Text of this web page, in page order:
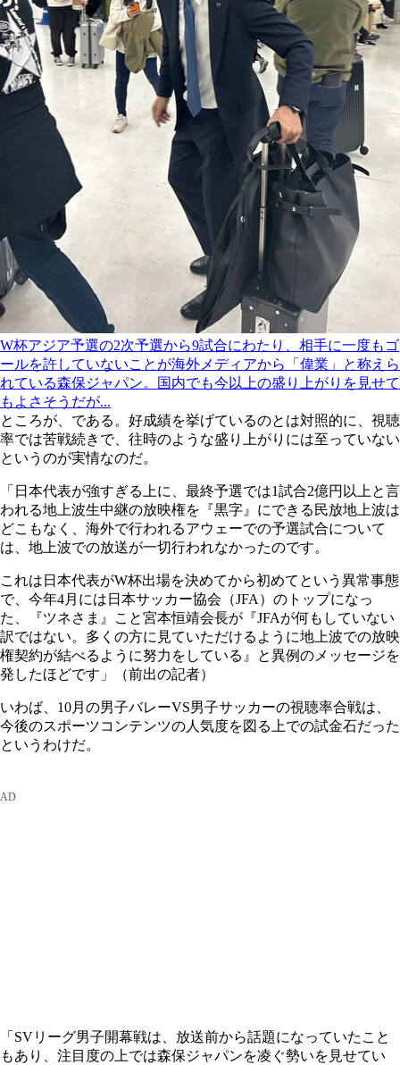
W杯アジア予選の2次予選から9試合にわたり、相手に一度もゴ
ールを許していないことが海外メディアから「偉業」と称えら
れている森保ジャパン。国内でも今以上の盛り上がりを見せて
もよさそうだが...
ところが、である。好成績を挙げているのとは対照的に、視聴
率では苦戦続きで、往時のような盛り上がりには至っていない
というのが実情なのだ。
「日本代表が強すぎる上に、最終予選では1試合2億円以上と言
われる地上波生中継の放映権を『黒字』にできる民放地上波は
どこもなく、海外で行われるアウェーでの予選試合について
は、地上波での放送が一切行われなかったのです。
これは日本代表がW杯出場を決めてから初めてという異常事態
で、今年4月には日本サッカー協会（JFA）のトップになっ
た、『ツネさま』こと宮本恒靖会長が『JFAが何もしていない
訳ではない。多くの方に見ていただけるように地上波での放映
権契約が結べるように努力をしている』と異例のメッセージを
発したほどです」（前出の記者）
いわば、10月の男子バレーVS男子サッカーの視聴率合戦は、
今後のスポーツコンテンツの人気度を図る上での試金石だった
というわけだ。
「SVリーグ男子開幕戦は、放送前から話題になっていたこと
もあり、注目度の上では森保ジャパンを凌ぐ勢いを見せてい